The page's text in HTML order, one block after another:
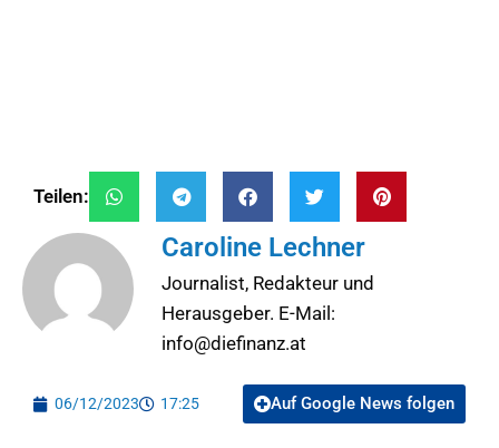
Teilen:
Caroline Lechner
Journalist, Redakteur und
Herausgeber. E-Mail:
info@diefinanz.at
06/12/2023 17:25 Auf Google News folgen